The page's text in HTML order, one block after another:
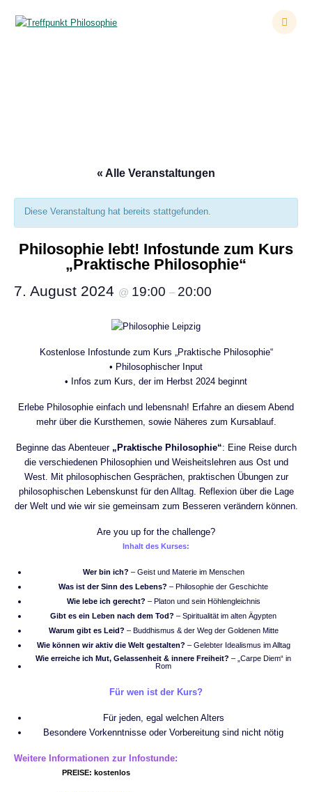
« Alle Veranstaltungen
Diese Veranstaltung hat bereits stattgefunden.
Philosophie lebt! Infostunde zum Kurs
„Praktische Philosophie“
7. August 2024 @ 19:00 – 20:00
Kostenlose Infostunde zum Kurs „Praktische Philosophie“
• Philosophischer Input
• Infos zum Kurs, der im Herbst 2024 beginnt
Erlebe Philosophie einfach und lebensnah! Erfahre an diesem Abend
mehr über die Kursthemen, sowie Näheres zum Kursablauf.
Beginne das Abenteuer „Praktische Philosophie“: Eine Reise durch
die verschiedenen Philosophien und Weisheitslehren aus Ost und
West. Mit philosophischen Gesprächen, praktischen Übungen zur
philosophischen Lebenskunst für den Alltag. Reflexion über die Lage
der Welt und wie wir sie gemeinsam zum Besseren verändern können.
Are you up for the challenge?
Inhalt des Kurses:
Wer bin ich? – Geist und Materie im Menschen
Was ist der Sinn des Lebens? – Philosophie der Geschichte
Wie lebe ich gerecht? – Platon und sein Höhlengleichnis
Gibt es ein Leben nach dem Tod? – Spiritualität im alten Ägypten
Warum gibt es Leid? – Buddhismus & der Weg der Goldenen Mitte
Wie können wir aktiv die Welt gestalten? – Gelebter Idealismus im Alltag
Wie erreiche ich Mut, Gelassenheit & innere Freiheit? – „Carpe Diem“ in
Rom
Für wen ist der Kurs?
Für jeden, egal welchen Alters
Besondere Vorkenntnisse oder Vorbereitung sind nicht nötig
Weitere Informationen zur Infostunde:
PREISE: kostenlos